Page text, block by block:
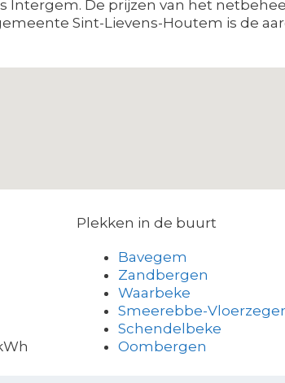
Intergem. De prijzen van het
Sint-Lievens-Houtem is de
Plekken in de buurt
Bavegem
Zandbergen
Waarbeke
Smeerebbe-
Schendelbeke
Oombergen